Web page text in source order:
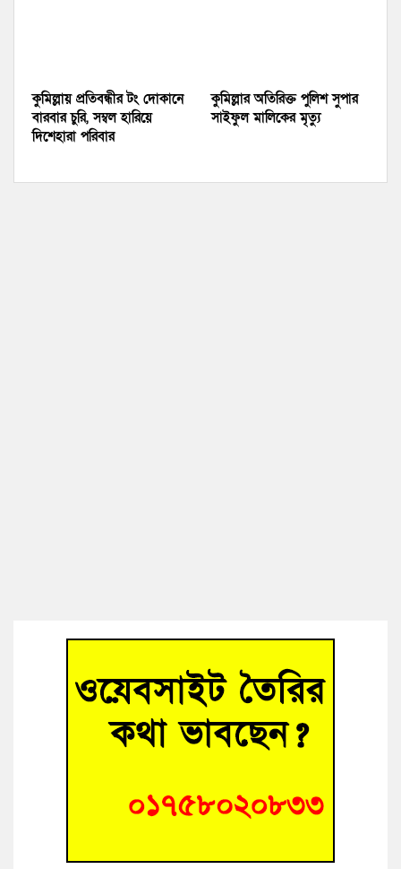
কুমিল্লায় প্রতিবন্ধীর টং দোকানে
বারবার চুরি, সম্বল হারিয়ে
দিশেহারা পরিবার
কুমিল্লার অতিরিক্ত পুলিশ সুপার
সাইফুল মালিকের মৃত্যু